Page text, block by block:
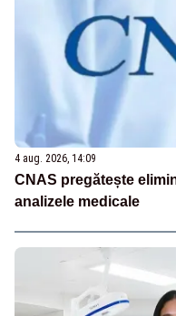
4 aug. 2026, 14:09
CNAS pregătește
analizele medicale